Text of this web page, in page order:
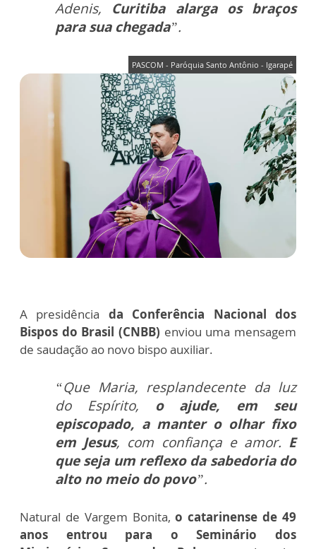
Adenis, Curitiba alarga os braços
para sua chegada”.
PASCOM - Paróquia Santo Antônio - Igarapé
A presidência da Conferência Nacional dos
Bispos do Brasil (CNBB) enviou uma mensagem
de saudação ao novo bispo auxiliar.
“Que Maria, resplandecente da luz
do Espírito, o ajude, em seu
episcopado, a manter o olhar fixo
em Jesus, com confiança e amor. E
que seja um reflexo da sabedoria do
alto no meio do povo”.
Natural de Vargem Bonita,o catarinense de 49
anos entrou para o Seminário dos